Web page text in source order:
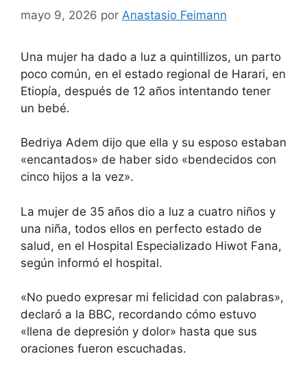
mayo 9, 2026 por Anastasio Feimann
Una mujer ha dado a luz a quintillizos, un parto
poco común, en el estado regional de Harari, en
Etiopía, después de 12 años intentando tener
un bebé.
Bedriya Adem dijo que ella y su esposo estaban
«encantados» de haber sido «bendecidos con
cinco hijos a la vez».
La mujer de 35 años dio a luz a cuatro niños y
una niña, todos ellos en perfecto estado de
salud, en el Hospital Especializado Hiwot Fana,
según informó el hospital.
«No puedo expresar mi felicidad con palabras»,
declaró a la BBC, recordando cómo estuvo
«llena de depresión y dolor» hasta que sus
oraciones fueron escuchadas.